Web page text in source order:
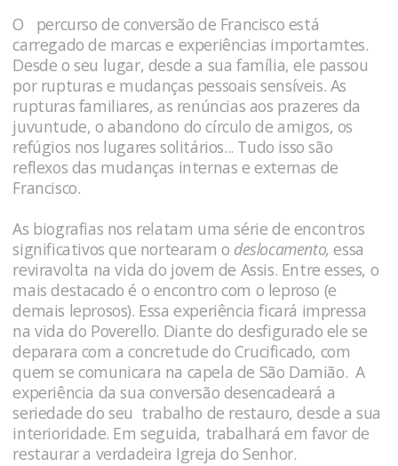
O percurso de conversão de Francisco está
carregado de marcas e experiências importamtes.
Desde o seu lugar, desde a sua família, ele passou
por rupturas e mudanças pessoais sensíveis. As
rupturas familiares, as renúncias aos prazeres da
juvuntude, o abandono do círculo de amigos, os
refúgios nos lugares solitários... Tudo isso são
reflexos das mudanças internas e externas de
Francisco.
As biografias nos relatam uma série de encontros
significativos que nortearam o deslocamento, essa
reviravolta na vida do jovem de Assis. Entre esses, o
mais destacado é o encontro com o leproso (e
demais leprosos). Essa experiência ficará impressa
na vida do Poverello. Diante do desfigurado ele se
deparara com a concretude do Crucificado, com
quem se comunicara na capela de São Damião. A
experiência da sua conversão desencadeará a
seriedade do seu trabalho de restauro, desde a sua
interioridade. Em seguida, trabalhará em favor de
restaurar a verdadeira Igreja do Senhor.